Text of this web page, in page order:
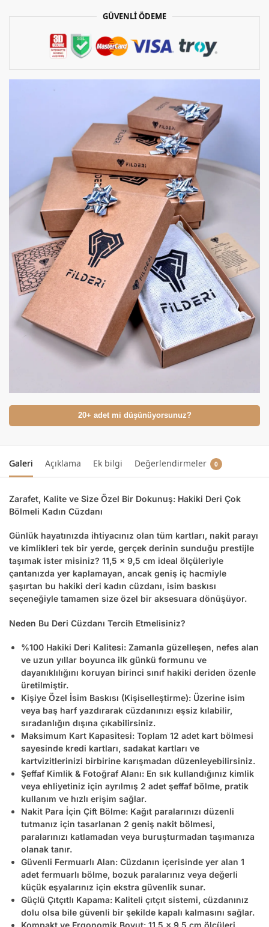
GÜVENLİ ÖDEME
20+ adet mi düşünüyorsunuz?
Galeri Açıklama Ek bilgi Değerlendirmeler 0
Zarafet, Kalite ve Size Özel Bir Dokunuş: Hakiki Deri Çok
Bölmeli Kadın Cüzdanı
Günlük hayatınızda ihtiyacınız olan tüm kartları, nakit parayı
ve kimlikleri tek bir yerde, gerçek derinin sunduğu prestijle
taşımak ister misiniz? 11,5 x 9,5 cm ideal ölçüleriyle
çantanızda yer kaplamayan, ancak geniş iç hacmiyle
şaşırtan bu hakiki deri kadın cüzdanı, isim baskısı
seçeneğiyle tamamen size özel bir aksesuara dönüşüyor.
Neden Bu Deri Cüzdanı Tercih Etmelisiniz?
%100 Hakiki Deri Kalitesi: Zamanla güzelleşen, nefes alan
ve uzun yıllar boyunca ilk günkü formunu ve
dayanıklılığını koruyan birinci sınıf hakiki deriden özenle
üretilmiştir.
Kişiye Özel İsim Baskısı (Kişiselleştirme): Üzerine isim
veya baş harf yazdırarak cüzdanınızı eşsiz kılabilir,
sıradanlığın dışına çıkabilirsiniz.
Maksimum Kart Kapasitesi: Toplam 12 adet kart bölmesi
sayesinde kredi kartları, sadakat kartları ve
kartvizitlerinizi birbirine karışmadan düzenleyebilirsiniz.
Şeffaf Kimlik & Fotoğraf Alanı: En sık kullandığınız kimlik
veya ehliyetiniz için ayrılmış 2 adet şeffaf bölme, pratik
kullanım ve hızlı erişim sağlar.
Nakit Para İçin Çift Bölme: Kağıt paralarınızı düzenli
tutmanız için tasarlanan 2 geniş nakit bölmesi,
paralarınızı katlamadan veya buruşturmadan taşımanıza
olanak tanır.
Güvenli Fermuarlı Alan: Cüzdanın içerisinde yer alan 1
adet fermuarlı bölme, bozuk paralarınız veya değerli
küçük eşyalarınız için ekstra güvenlik sunar.
Güçlü Çıtçıtlı Kapama: Kaliteli çıtçıt sistemi, cüzdanınız
dolu olsa bile güvenli bir şekilde kapalı kalmasını sağlar.